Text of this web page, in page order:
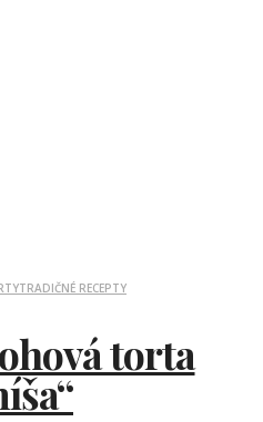
TRADIČNÉ RECEPTY
torta